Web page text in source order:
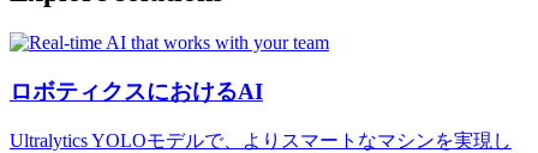
ロボティクスにおけるAI
Ultralytics YOLOモデルで、よりスマートなマシンを実現し